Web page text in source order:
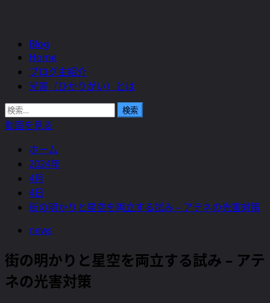
ニ
ュ
ー
Blog
Home
ブログ主紹介
光害（ひかりがい）とは
検
索:
動画を見る
ホーム
2024年
4月
4日
街の明かりと星空を両立する試み – アテネの光害対策
news
街の明かりと星空を両立する試み – アテ
ネの光害対策